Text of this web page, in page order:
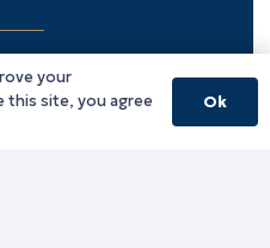
Δράμας
Καβάλας
your
this site, you agree
Ok